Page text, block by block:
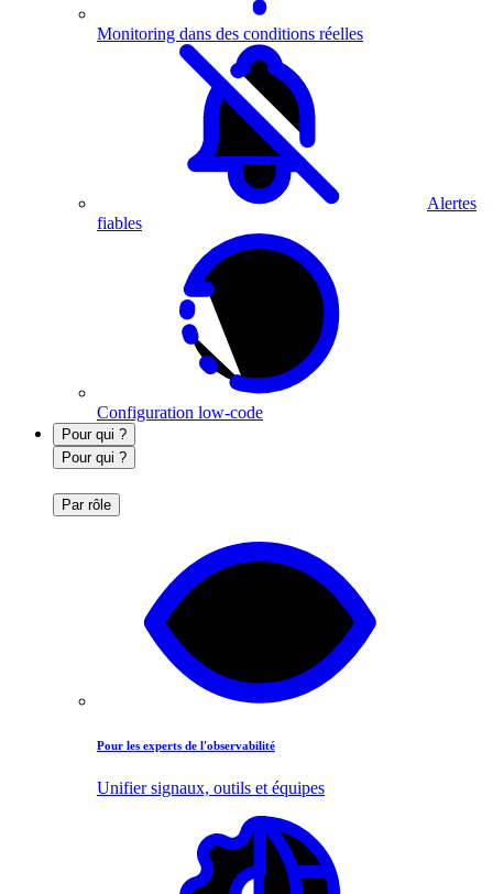
Monitoring dans des conditions réelles
Alertes
fiables
Configuration low-code
Pour qui ?
Pour qui ?
Par rôle
Pour les experts de l'observabilité
Unifier signaux, outils et équipes